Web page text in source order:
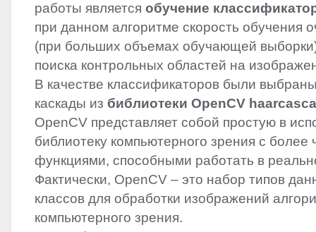
работы является обучение
при данном алгоритме скорость обучения
(при больших объемах обучающей
поиска контрольных областей на
В качестве классификаторов были
каскады из библиотеки OpenCV
OpenCV представляет собой простую в
библиотеку компьютерного зрения с более
функциями, способными работать в
Фактически, OpenCV – это набор типов
классов для обработки изображений
компьютерного зрения.